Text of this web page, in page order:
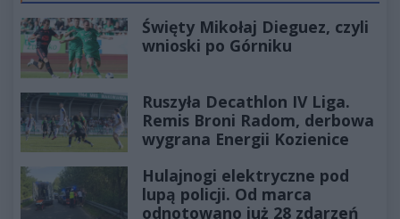
Święty Mikołaj Dieguez, czyli
wnioski po Górniku
Ruszyła Decathlon IV Liga.
Remis Broni Radom, derbowa
wygrana Energii Kozienice
Hulajnogi elektryczne pod
lupą policji. Od marca
odnotowano już 28 zdarzeń